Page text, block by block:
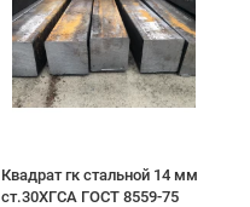
Квадрат гк стальной 14 мм
ст.30ХГСА ГОСТ 8559-75